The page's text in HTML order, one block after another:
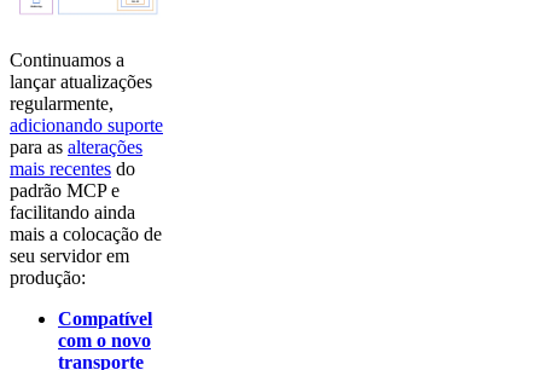
Continuamos a
lançar atualizações
regularmente,
adicionando suporte
para as alterações
mais recentes do
padrão MCP e
facilitando ainda
mais a colocação de
seu servidor em
produção:
Compatível
com o novo
transporte